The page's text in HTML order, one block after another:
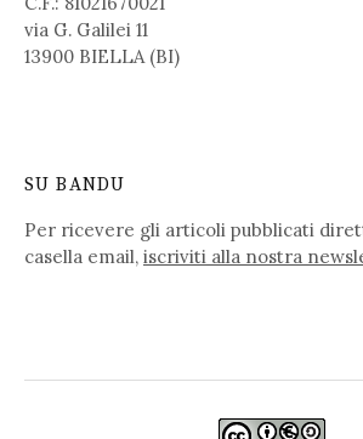
via G. Galilei 11
13900 BIELLA (BI)
SU BANDU
Per ricevere gli articoli pubblicati
casella email, iscriviti alla nostra